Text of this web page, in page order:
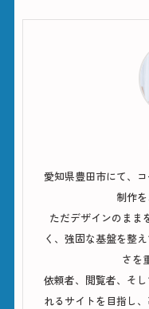
愛知県豊田市にて、
制作
ただデザインのまま
く、強固な基盤を整
さを
依頼者、閲覧者、そ
れるサイトを目指し